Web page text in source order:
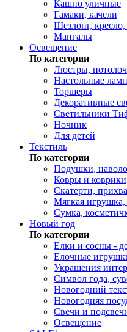
Кашпо уличные
Гамаки, качели
Шезлонг,
Мангалы
Освещение
По категории
Люстры,
Настольные
Торшеры
Декоративные
Светильники
Ночник
Для детей
Текстиль
По категории
Подушки,
Ковры и коврики
Скатерти,
Мягкая игрушка,
Сумка,
Новый год
По категории
Елки и сосны -
Елочные
Украшения
Символ года,
Новогодний
Новогодняя
Свечи и
Освещение